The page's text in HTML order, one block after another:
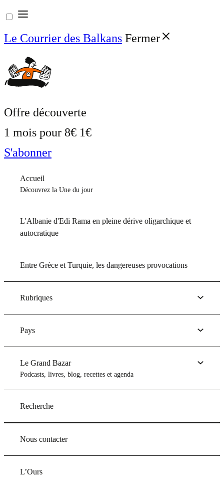
Aller
au
contenu
Le Courrier des Balkans Fermer
Offre découverte
1 mois pour 8€ 1€
S'abonner
Accueil
Découvrez la Une du jour
L'Albanie d'Edi Rama en pleine dérive oligarchique et
autocratique
Entre Grèce et Turquie, les dangereuses provocations
Rubriques
Pays
Le Grand Bazar
Podcasts, livres, blog, recettes et agenda
Recherche
Nous contacter
L’Ours